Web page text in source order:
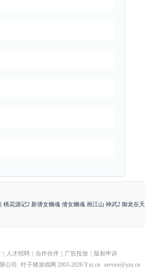
桃花源记2 新倩女幽魂 倩女幽魂 画江山 神武2 御龙在天
人才招聘 合作伙伴 广告投放
版权申诉
公司 叶子猪游戏网 2003-2026 Yzz.cn service@yzz.cn